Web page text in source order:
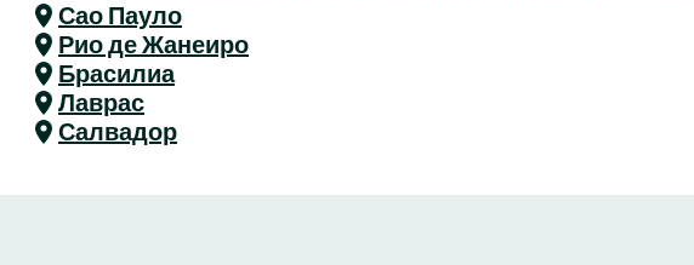
Сао Пауло
Рио де Жанеиро
Брасилиа
Лаврас
Салвадор